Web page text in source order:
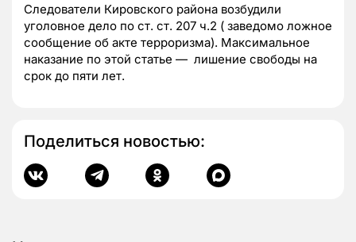
Следователи Кировского района возбудили
уголовное дело по ст. ст. 207 ч.2 ( заведомо ложное
сообщение об акте терроризма). Максимальное
наказание по этой статье — лишение свободы на
срок до пяти лет.
Поделиться новостью: